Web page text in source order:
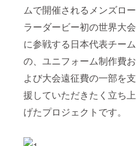
ムで開催されるメンズロー
ラーダービー初の世界大会
に参戦する日本代表チーム
の、ユニフォーム制作費お
よび大会遠征費の一部を支
援していただきたく立ち上
げたプロジェクトです。